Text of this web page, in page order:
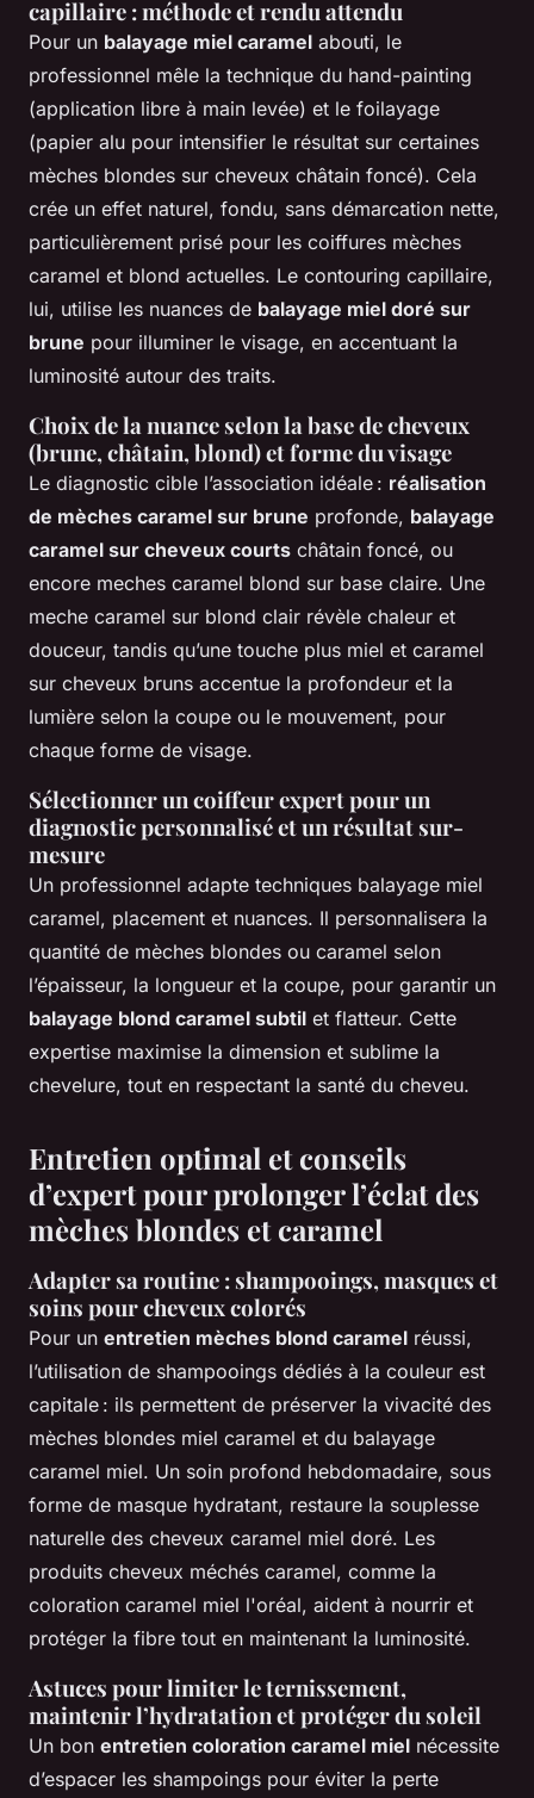
capillaire : méthode et rendu attendu
Pour un balayage miel caramel abouti, le
professionnel mêle la technique du hand-painting
(application libre à main levée) et le foilayage
(papier alu pour intensifier le résultat sur certaines
mèches blondes sur cheveux châtain foncé). Cela
crée un effet naturel, fondu, sans démarcation nette,
particulièrement prisé pour les coiffures mèches
caramel et blond actuelles. Le contouring capillaire,
lui, utilise les nuances de balayage miel doré sur
brune pour illuminer le visage, en accentuant la
luminosité autour des traits.
Choix de la nuance selon la base de cheveux
(brune, châtain, blond) et forme du visage
Le diagnostic cible l’association idéale : réalisation
de mèches caramel sur brune profonde, balayage
caramel sur cheveux courts châtain foncé, ou
encore meches caramel blond sur base claire. Une
meche caramel sur blond clair révèle chaleur et
douceur, tandis qu’une touche plus miel et caramel
sur cheveux bruns accentue la profondeur et la
lumière selon la coupe ou le mouvement, pour
chaque forme de visage.
Sélectionner un coiffeur expert pour un
diagnostic personnalisé et un résultat sur-
mesure
Un professionnel adapte techniques balayage miel
caramel, placement et nuances. Il personnalisera la
quantité de mèches blondes ou caramel selon
l’épaisseur, la longueur et la coupe, pour garantir un
balayage blond caramel subtil et flatteur. Cette
expertise maximise la dimension et sublime la
chevelure, tout en respectant la santé du cheveu.
Entretien optimal et conseils
d’expert pour prolonger l’éclat des
mèches blondes et caramel
Adapter sa routine : shampooings, masques et
soins pour cheveux colorés
Pour un entretien mèches blond caramel réussi,
l’utilisation de shampooings dédiés à la couleur est
capitale : ils permettent de préserver la vivacité des
mèches blondes miel caramel et du balayage
caramel miel. Un soin profond hebdomadaire, sous
forme de masque hydratant, restaure la souplesse
naturelle des cheveux caramel miel doré. Les
produits cheveux méchés caramel, comme la
coloration caramel miel l'oréal, aident à nourrir et
protéger la fibre tout en maintenant la luminosité.
Astuces pour limiter le ternissement,
maintenir l’hydratation et protéger du soleil
Un bon entretien coloration caramel miel nécessite
d’espacer les shampoings pour éviter la perte